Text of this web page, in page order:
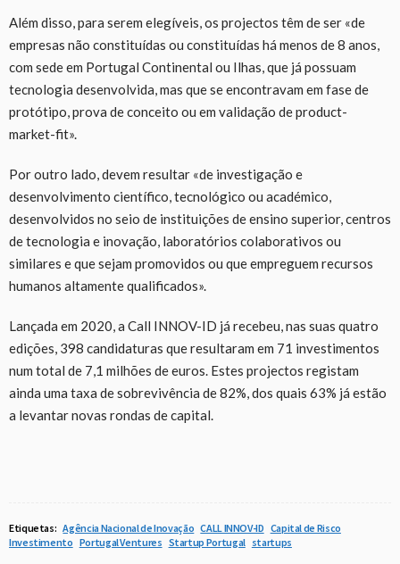
Além disso, para serem elegíveis, os projectos têm de ser «de
empresas não constituídas ou constituídas há menos de 8 anos,
com sede em Portugal Continental ou Ilhas, que já possuam
tecnologia desenvolvida, mas que se encontravam em fase de
protótipo, prova de conceito ou em validação de product-
market-fit».
Por outro lado, devem resultar «de investigação e
desenvolvimento científico, tecnológico ou académico,
desenvolvidos no seio de instituições de ensino superior, centros
de tecnologia e inovação, laboratórios colaborativos ou
similares e que sejam promovidos ou que empreguem recursos
humanos altamente qualificados».
Lançada em 2020, a Call INNOV-ID já recebeu, nas suas quatro
edições, 398 candidaturas que resultaram em 71 investimentos
num total de 7,1 milhões de euros. Estes projectos registam
ainda uma taxa de sobrevivência de 82%, dos quais 63% já estão
a levantar novas rondas de capital.
Etiquetas: Agência Nacional de Inovação CALL INNOV-ID Capital de Risco
Investimento Portugal Ventures Startup Portugal startups